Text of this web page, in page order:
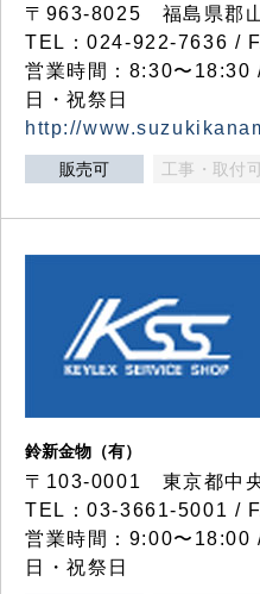
〒963-8025 福島県郡
TEL：024-922-7636 /
営業時間：8:30〜18:30
日・祝祭日
http://
販売可 工事・取付
鈴新金物（有）
〒103-0001 東京都中
TEL：03-3661-5001 /
営業時間：9:00〜18:00
日・祝祭日